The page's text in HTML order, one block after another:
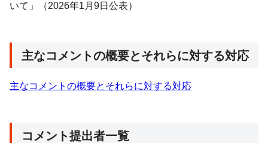
いて」（2026年1 月 9日公表）
主なコメントの概要とそれらに対する対応
主なコメントの概要とそれらに対する対応
コメント提出者一覧